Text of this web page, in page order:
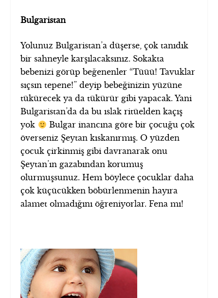
Bulgaristan
Yolunuz Bulgaristan’a düşerse, çok tanıdık
bir sahneyle karşılacaksınız. Sokakta
bebenizi görüp beğenenler “Tüüü! Tavuklar
sıçsın tepene!” deyip bebeğinizin yüzüne
tükürecek ya da tükürür gibi yapacak. Yani
Bulgaristan’da da bu ıslak ritüelden kaçış
yok
Bulgar inancına göre bir çocuğu çok
överseniz Şeytan kıskanırmış. O yüzden
çocuk çirkinmiş gibi davranarak onu
Şeytan’ın gazabından korumuş
olurmuşsunuz. Hem böylece çocuklar daha
çok küçücükken böbürlenmenin hayıra
alamet olmadığını öğreniyorlar. Fena mı!